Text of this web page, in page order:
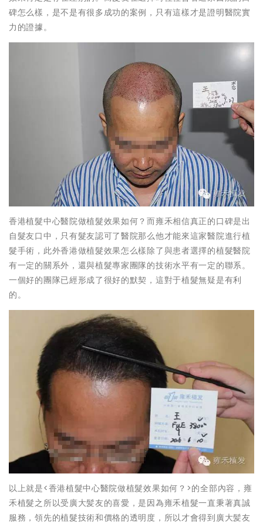
碑怎么樣，是不是有很多成功的案例，只有這樣才是證明醫院實
力的證據。
香港植髮中心醫院做植髮效果如何？而雍禾相信真正的口碑是出
自髮友口中，只有髮友認可了醫院那么他才能來這家醫院進行植
髮手術，此外香港做植髮效果怎么樣除了與患者選擇的植髮醫院
有一定的關系外，還與植髮專家團隊的技術水平有一定的聯系。
一個好的團隊已經形成了很好的默契，這對于植髮無疑是有利
的。
以上就是<香港植髮中心醫院做植髮效果如何？>的全部內容，雍
禾植髮之所以受廣大髪友的喜愛，是因為雍禾植髮一直秉著真誠
服務，領先的植髮技術和價格的透明度，所以才會得到廣大髪友